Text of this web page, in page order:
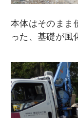
本体はそのまま
った、基礎が風